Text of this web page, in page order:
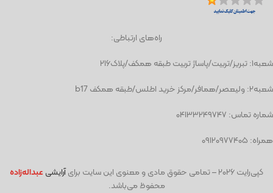
راه‌های ارتباطی:
شعبه١: تبریز/تربیت/پاساژ تربیت طبقه همکف/پلاک۲۱۶
شعبه٢: ولیعصر/همافر/مرکز خرید اطلس/طبقه همکف b17
شماره تماس: ۰۴۱۳۳۲۴۹۷۴۷
همراه: ۰۹۱۲۰۹۷۷۴۰۵
کپی‌رایت۲۰۲۶ – تمامی حقوق مادی و معنوی این سایت برای آرایشی عبداله‌زاده
محفوظ می‌باشد.